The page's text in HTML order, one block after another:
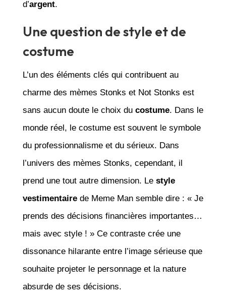
d’argent.
Une question de style et de
costume
L’un des éléments clés qui contribuent au
charme des mèmes Stonks et Not Stonks est
sans aucun doute le choix du costume. Dans le
monde réel, le costume est souvent le symbole
du professionnalisme et du sérieux. Dans
l’univers des mèmes Stonks, cependant, il
prend une tout autre dimension. Le style
vestimentairede Meme Man semble dire : « Je
prends des décisions financières importantes…
mais avec style ! » Ce contraste crée une
dissonance hilarante entre l’image sérieuse que
souhaite projeter le personnage et la nature
absurde de ses décisions.